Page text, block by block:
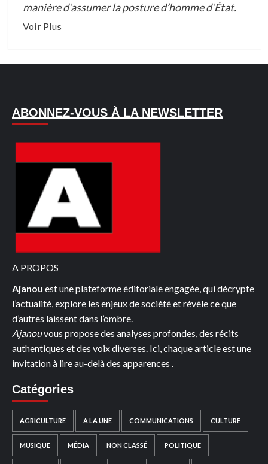
manière d’assumer la posture d’homme d’État.
Voir PlusEn
SUR
POLITIQUE
DE
TIDJANE
THIAM,
PRESIDENT
DU
PDCI-
ABONNEZ-VOUS À LA NEWSLETTER
A PROPOS
Ajanou est une plateforme éditoriale engagée, qui décrypte
l’actualité, explore les enjeux de société et révèle ce que
d’autres laissent dans l’ombre.
Ajanouvous propose des analyses profondes, des récits
authentiques et des voix diverses. Ici, chaque article est une
invitation à lire au-delà des apparences .
Catégories
AGRICULTURE A LA UNE COMMUNICATIONS CULTURE
MUSIQUE MÉDIA NON CLASSÉ POLITIQUE